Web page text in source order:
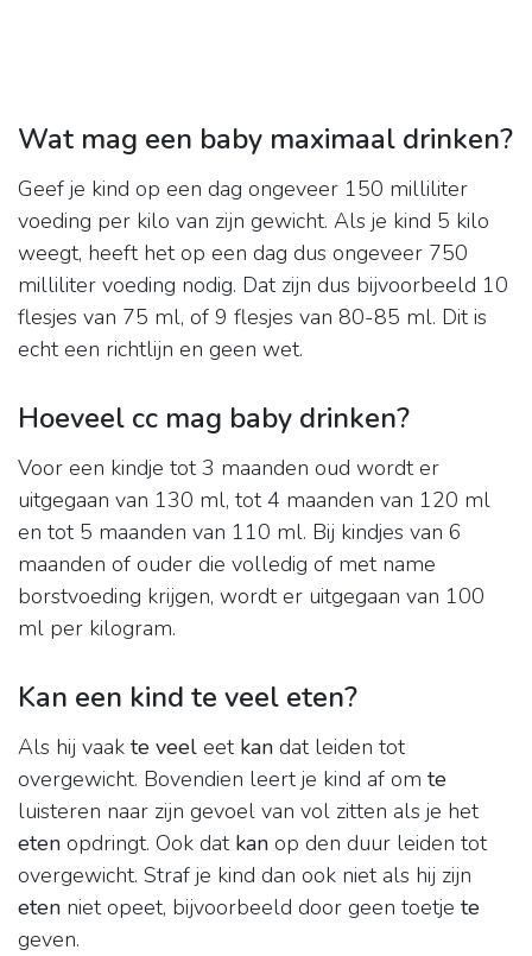
Wat mag een baby maximaal drinken?
Geef je kind op een dag ongeveer 150 milliliter
voeding per kilo van zijn gewicht. Als je kind 5 kilo
weegt, heeft het op een dag dus ongeveer 750
milliliter voeding nodig. Dat zijn dus bijvoorbeeld 10
flesjes van 75 ml, of 9 flesjes van 80-85 ml. Dit is
echt een richtlijn en geen wet.
Hoeveel cc mag baby drinken?
Voor een kindje tot 3 maanden oud wordt er
uitgegaan van 130 ml, tot 4 maanden van 120 ml
en tot 5 maanden van 110 ml. Bij kindjes van 6
maanden of ouder die volledig of met name
borstvoeding krijgen, wordt er uitgegaan van 100
ml per kilogram.
Kan een kind te veel eten?
Als hij vaak te veel eet kan dat leiden tot
overgewicht. Bovendien leert je kind af om te
luisteren naar zijn gevoel van vol zitten als je het
eten opdringt. Ook dat kan op den duur leiden tot
overgewicht. Straf je kind dan ook niet als hij zijn
eten niet opeet, bijvoorbeeld door geen toetje te
geven.